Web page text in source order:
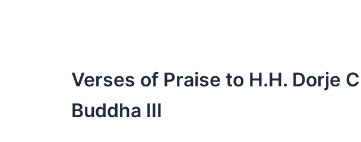
Verses of Praise to H.H. Dorje
Buddha III